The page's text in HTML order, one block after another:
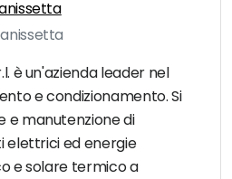
è un'azienda leader nel
e condizionamento. Si
e manutenzione di
elettrici ed energie
e solare termico a